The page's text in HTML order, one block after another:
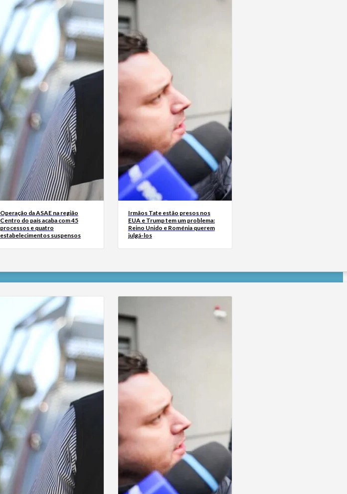
Operação da ASAE na região
Centro do país acaba com 45
processos e quatro
estabelecimentos suspensos
Irmãos Tate estão presos nos
EUA e Trump tem um problema:
Reino Unido e Roménia querem
julgá-los